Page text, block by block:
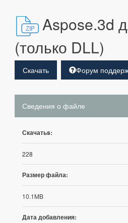
Aspose.3d
(только DLL)
Скачать Форум
Сведения о файле
Скачатьs:
228
Размер файла:
10.1MB
Дата добавления: